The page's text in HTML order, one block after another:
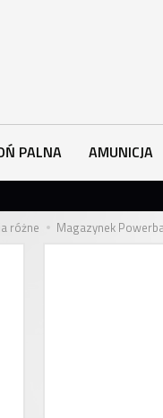
PALNA AMUNICJA
różne Magazynek